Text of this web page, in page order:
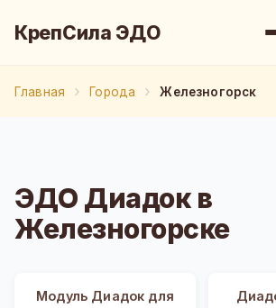
КрепСила ЭДО
Главная Города Железногорск
ЭДО Диадок в
Железногорске
Модуль Диадок для